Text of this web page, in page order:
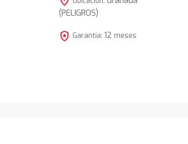
(PELIGROS)
local_police Garantía: 12 meses